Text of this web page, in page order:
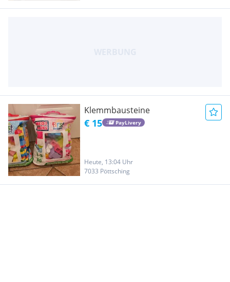
Klemmbausteine
€ 15 PayLivery
Heute, 13:04 Uhr
7033 Pöttsching